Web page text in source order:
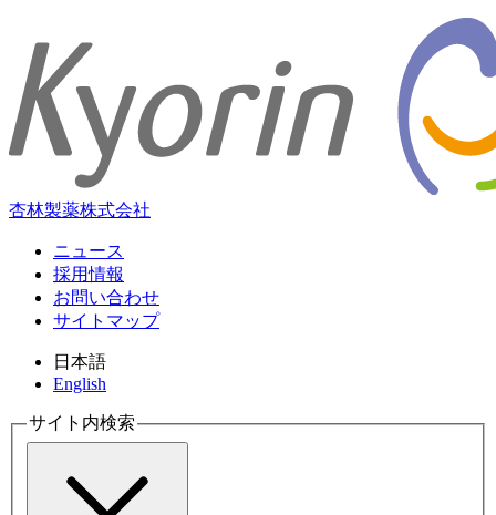
杏林製薬株式会社
ニュース
採用情報
お問い合わせ
サイトマップ
日本語
English
サイト内検索